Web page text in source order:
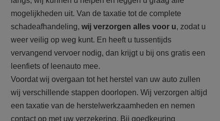
mogelijkheden uit. Van de taxatie tot de complete
schadeafhandeling, wij verzorgen alles voor u, zodat u
weer veilig op weg kunt. En heeft u tussentijds
vervangend vervoer nodig, dan krijgt u bij ons gratis een
leenfiets of leenauto mee.
Voordat wij overgaan tot het herstel van uw auto zullen
wij verschillende stappen doorlopen. Wij verzorgen altijd
een taxatie van de herstelwerkzaamheden en nemen
contact op met uw verzekering. Bij goedkeuring